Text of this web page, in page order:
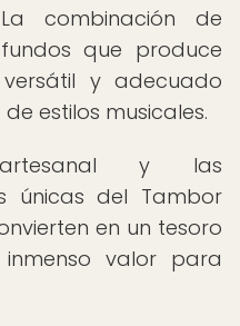
combinación de
que produce
y adecuado
estilos musicales.
y las
únicas del Tambor
en un tesoro
valor para